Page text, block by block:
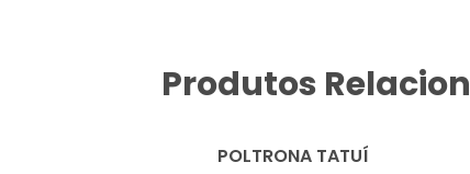
Produtos
POLTRONA TATUÍ